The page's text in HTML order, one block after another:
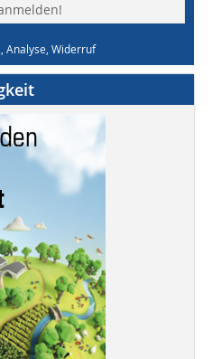
Analyse, Widerruf